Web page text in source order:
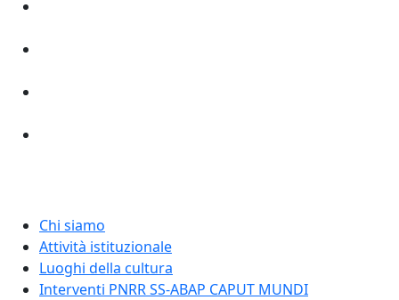
Chi siamo
Attività istituzionale
Luoghi della cultura
Interventi PNRR SS-ABAP CAPUT MUNDI